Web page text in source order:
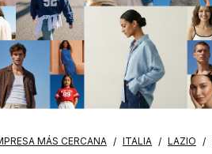
MÁS CERCANA ITALIA LAZIO